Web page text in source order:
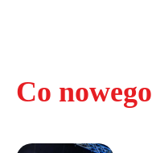
Co nowego